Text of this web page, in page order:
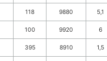
118 9880 5,1
100 9920 6
395 8910 1,5